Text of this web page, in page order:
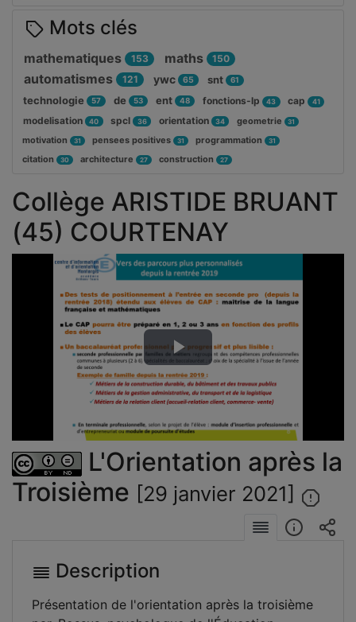
Collège ARISTIDE BRUANT
(45) COURTENAY
Lire
la
vidéo
L'Orientation après la
Troisième [29 janvier 2021]
Description
Présentation de l'orientation après la troisième
Mots clés
mathematiques 153 maths 150
automatismes 121 ywc 65 snt 61
technologie 57 de 53 ent 48 fonctions-lp 43 cap 41
modelisation 40 spcl 36 orientation 34 geometrie 31
motivation 31 pensees positives 31 programmation 31
citation 30 architecture 27 construction 27